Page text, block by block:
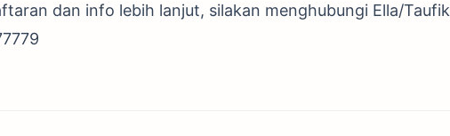
dan info lebih lanjut, silakan menghubungi Ella/Taufik